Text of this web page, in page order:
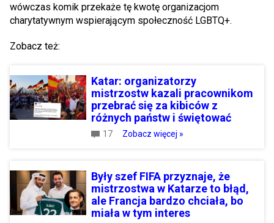
wówczas komik przekaże tę kwotę organizacjom
charytatywnym wspierającym społeczność LGBTQ+.
Zobacz też:
Katar: organizatorzy
mistrzostw kazali pracownikom
przebrać się za kibiców z
różnych państw i świętować
17 Zobacz więcej »
Były szef FIFA przyznaje, że
mistrzostwa w Katarze to błąd,
ale Francja bardzo chciała, bo
miała w tym interes